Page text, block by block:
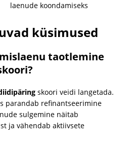
laenude koondamiseks
küsimused
taotlemine
skoori veidi langetada.
parandab refinantseerimine
sulgemine näitab
ja vähendab aktiivsete